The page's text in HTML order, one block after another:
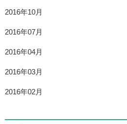
2016年10月
2016年07月
2016年04月
2016年03月
2016年02月